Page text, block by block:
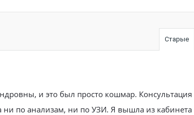
Старые
и это был просто кошмар. Консультация
ни по анализам, ни по УЗИ. Я вышла из кабинета